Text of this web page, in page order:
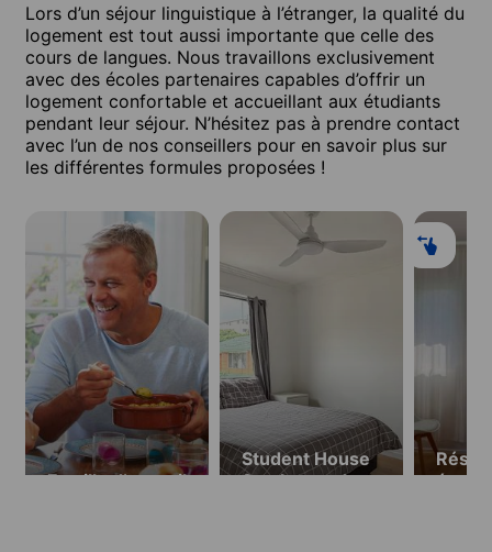
Lors d’un séjour linguistique à l’étranger, la qualité du
logement est tout aussi importante que celle des
cours de langues. Nous travaillons exclusivement
avec des écoles partenaires capables d’offrir un
logement confortable et accueillant aux étudiants
pendant leur séjour. N’hésitez pas à prendre contact
avec l’un de nos conseillers pour en savoir plus sur
les différentes formules proposées !
Famille d’accueil
Student House
Scarborough